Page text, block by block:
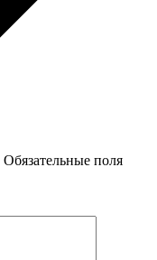
Обязательные поля